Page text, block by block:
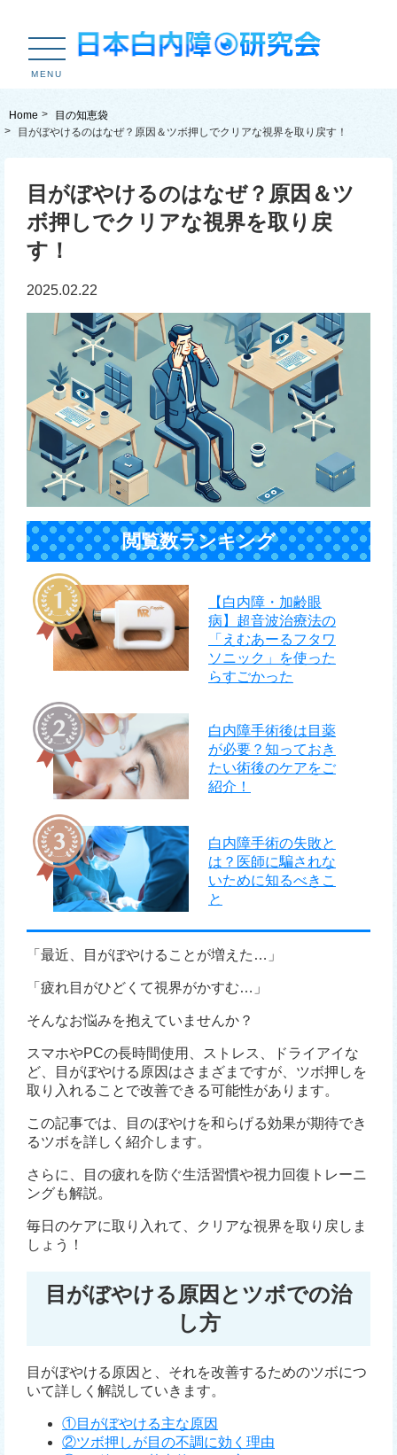
MENU
Home
目の知恵袋
目がぼやけるのはなぜ？原因＆ツボ押しでクリアな視界を取り戻す！
目がぼやけるのはなぜ？原因＆ツ
ボ押しでクリアな視界を取り戻
す！
2025.02.22
閲覧数ランキング
【白内障・加齢眼
病】超音波治療法の
「えむあーるフタワ
ソニック」を使った
らすごかった
白内障手術後は目薬
が必要？知っておき
たい術後のケアをご
紹介！
白内障手術の失敗と
は？医師に騙されな
いために知るべきこ
と
「最近、目がぼやけることが増えた…」
「疲れ目がひどくて視界がかすむ…」
そんなお悩みを抱えていませんか？
スマホやPCの長時間使用、ストレス、ドライアイな
ど、目がぼやける原因はさまざまですが、ツボ押しを
取り入れることで改善できる可能性があります。
この記事では、目のぼやけを和らげる効果が期待でき
るツボを詳しく紹介します。
さらに、目の疲れを防ぐ生活習慣や視力回復トレーニ
ングも解説。
毎日のケアに取り入れて、クリアな視界を取り戻しま
しょう！
目がぼやける原因とツボでの治
し方
目がぼやける原因と、それを改善するためのツボにつ
いて詳しく解説していきます。
①目がぼやける主な原因
②ツボ押しが目の不調に効く理由